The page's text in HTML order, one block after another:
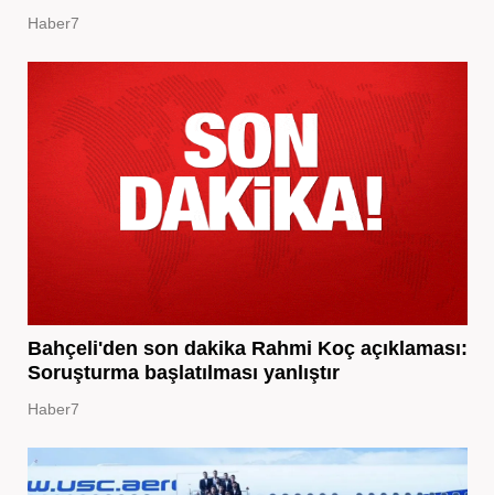
Haber7
Bahçeli'den son dakika Rahmi Koç açıklaması:
Soruşturma başlatılması yanlıştır
Haber7